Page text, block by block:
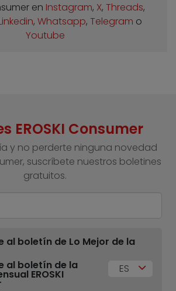
en Instagram, X, Threads,
, Whatsapp, Telegram o
Youtube
EROSKI Consumer
y no perderte ninguna novedad
suscríbete nuestros boletines
gratuitos.
al boletín de Lo Mejor de la
al boletín de la
EROSKI ES